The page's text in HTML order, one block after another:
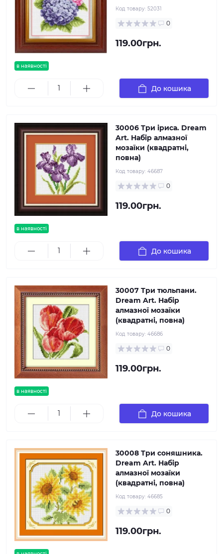
в наявності
Код товару: 52031
0
119.00грн.
До кошика
в наявності
30006 Три іриса. Dream
Art. Набір алмазної
мозаїки (квадратні,
повна)
Код товару: 46687
0
119.00грн.
До кошика
в наявності
30007 Три тюльпани.
Dream Art. Набір
алмазної мозаїки
(квадратні, повна)
Код товару: 46686
0
119.00грн.
До кошика
30008 Три соняшника.
Dream Art. Набір
алмазної мозаїки
(квадратні, повна)
Код товару: 46685
0
119.00грн.